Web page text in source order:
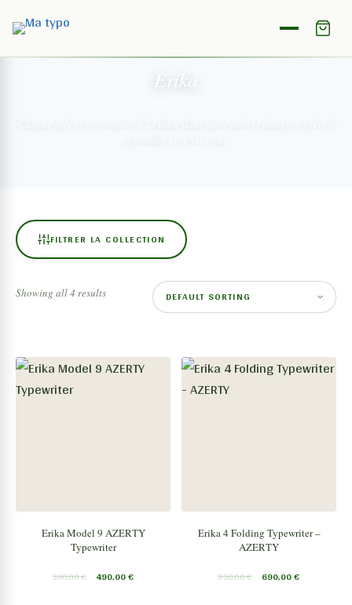
Erika
FILTRER LA COLLECTION
Showing all 4 results
Erika Model 9 AZERTY
Typewriter
590,00€ 490,00€
Erika 4 Folding Typewriter –
AZERTY
850,00€ 690,00€